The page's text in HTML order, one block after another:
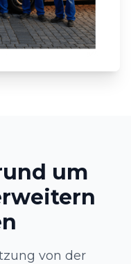
um
von der